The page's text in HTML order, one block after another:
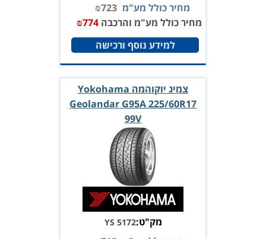
מחיר כולל מע"מ ₪723
מחיר כולל מע"מ והרכבה
₪774
למידע נוסף ורכישה
צמיג יוקוהמה Yokohama
Geolandar G95A 225/60R17
99V
מק"ט:YS 5172